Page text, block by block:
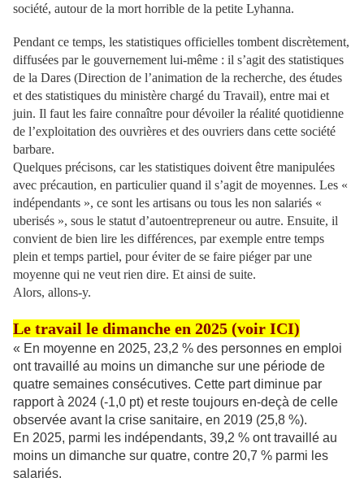
société, autour de la mort horrible de la petite Lyhanna.
Pendant ce temps, les statistiques officielles tombent discrètement,
diffusées par le gouvernement lui-même : il s’agit des statistiques
de la Dares (Direction de l’animation de la recherche, des études
et des statistiques du ministère chargé du Travail), entre mai et
juin. Il faut les faire connaître pour dévoiler la réalité quotidienne
de l’exploitation des ouvrières et des ouvriers dans cette société
barbare.
Quelques précisons, car les statistiques doivent être manipulées
avec précaution, en particulier quand il s’agit de moyennes. Les «
indépendants », ce sont les artisans ou tous les non salariés «
uberisés », sous le statut d’autoentrepreneur ou autre. Ensuite, il
convient de bien lire les différences, par exemple entre temps
plein et temps partiel, pour éviter de se faire piéger par une
moyenne qui ne veut rien dire. Et ainsi de suite.
Alors, allons-y.
Le travail le dimanche en 2025 (voir ICI)
« En moyenne en 2025, 23,2 % des personnes en emploi
ont travaillé au moins un dimanche sur une période de
quatre semaines consécutives. Cette part diminue par
rapport à 2024 (-1,0 pt) et reste toujours en-deçà de celle
observée avant la crise sanitaire, en 2019 (25,8 %).
En 2025, parmi les indépendants, 39,2 % ont travaillé au
moins un dimanche sur quatre, contre 20,7 % parmi les
salariés.